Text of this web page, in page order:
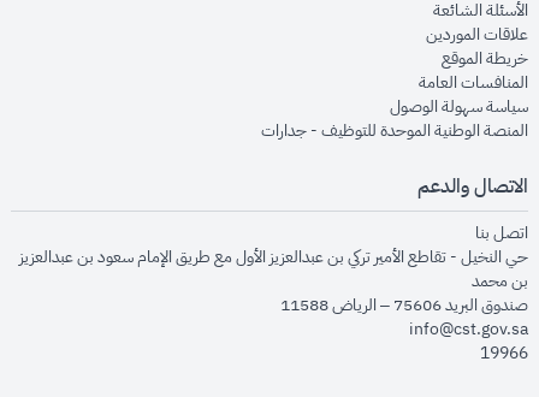
الأسئلة الشائعةopens in new window
علاقات الموردينopens in new window
خريطة الموقعopens in new window
المنافسات العامةopens in new window
سياسة سهولة الوصولopens in new window
المنصة الوطنية الموحدة للتوظيف - جداراتopens in new window
الاتصال والدعم
اتصل بنا
حي النخيل - تقاطع الأمير تركي بن عبدالعزيز الأول مع طريق الإمام سعود بن عبدالعزيز
بن محمد
صندوق البريد 75606 – الرياض 11588
info@cst.gov.sa
19966